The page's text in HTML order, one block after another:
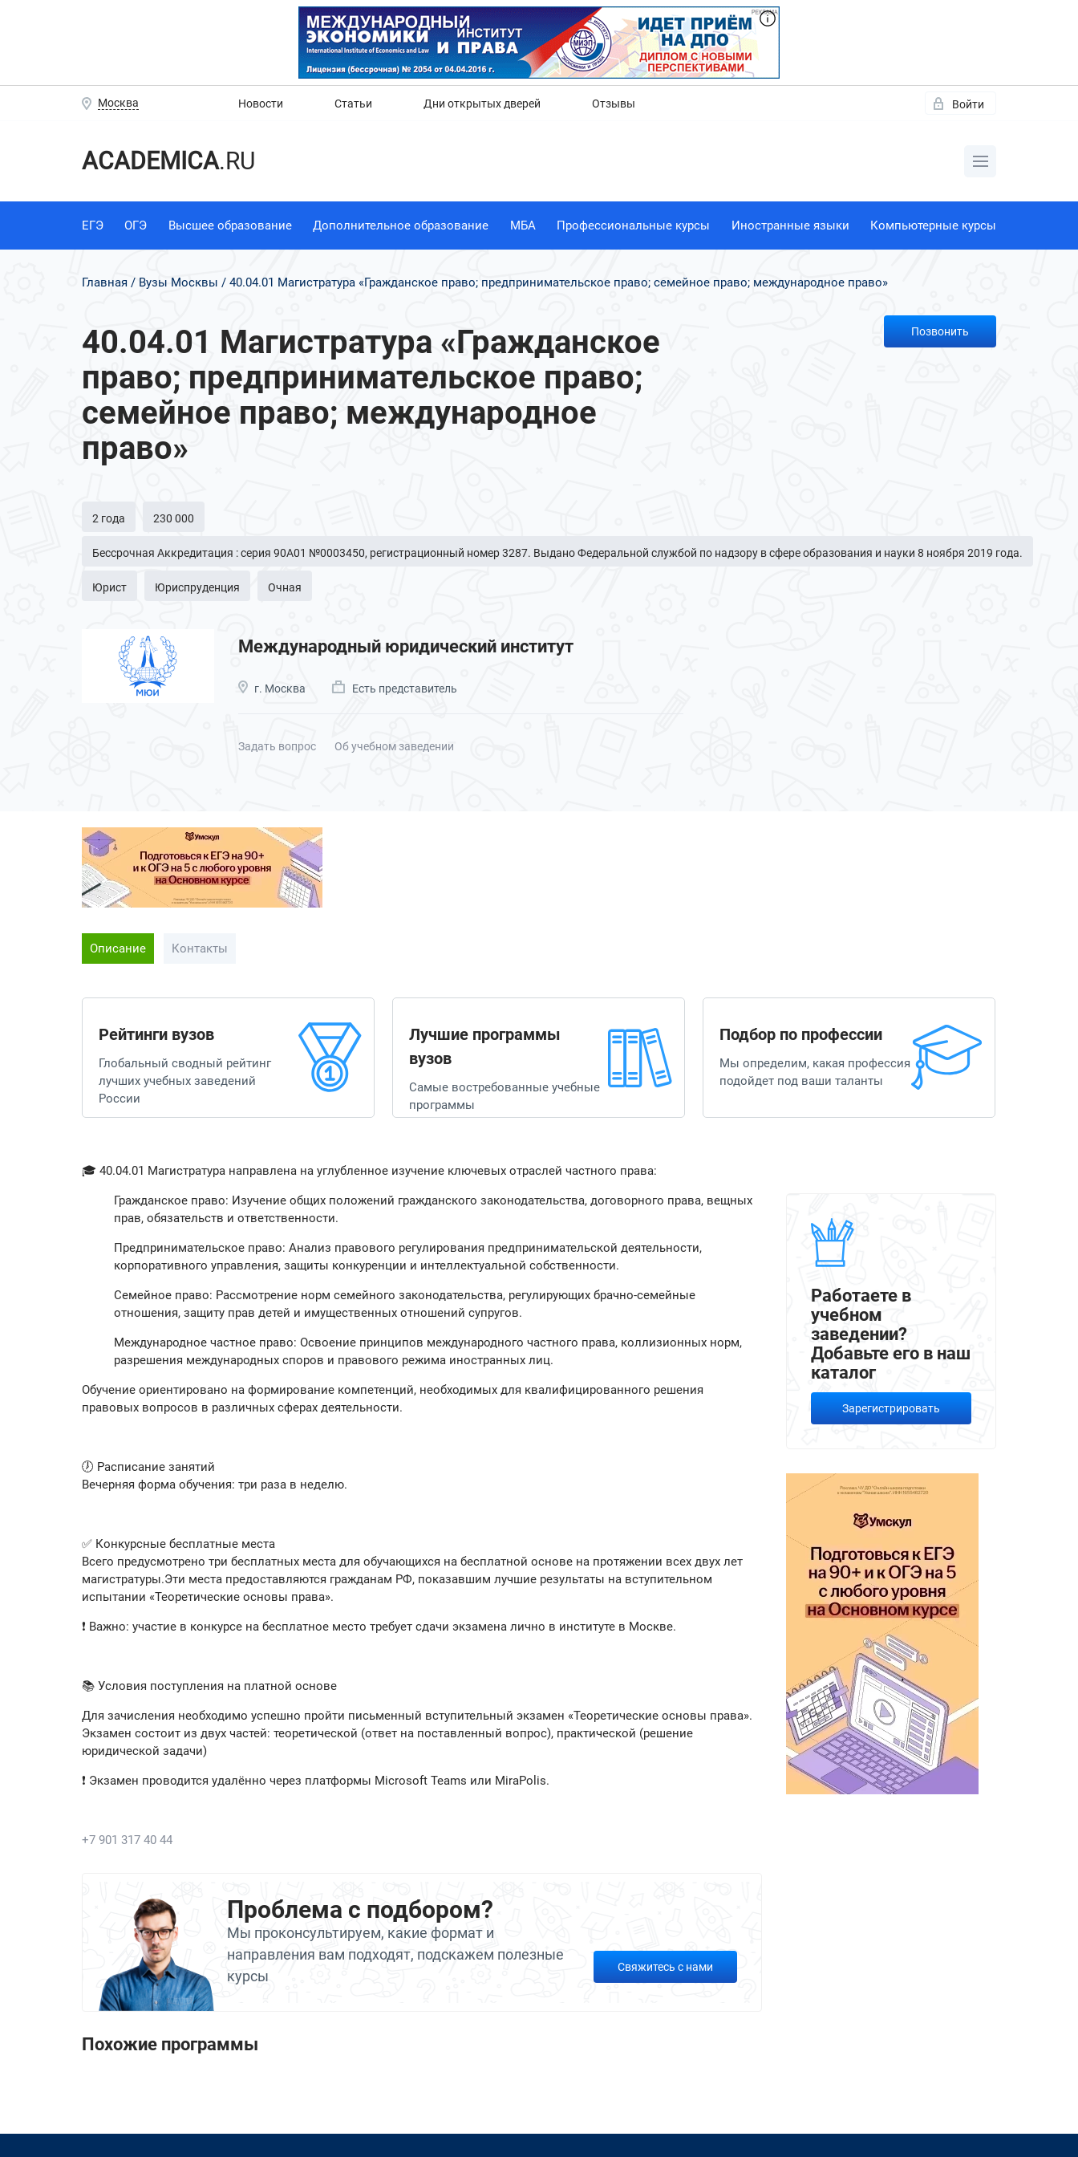
Москва Новости Статьи Дни открытых дверей Отзывы Войти
ACADEMICA.RU
ЕГЭ ОГЭ Высшее образование Дополнительное образование МБА Профессиональные курсы Иностранные языки Компьютерные курсы
Главная Вузы Москвы 40.04.01 Магистратура «Гражданское право; предпринимательское право; семейное право; международное право»
40.04.01 Магистратура «Гражданское
право; предпринимательское право;
семейное право; международное
право»
2 года 230 000
Бессрочная Аккредитация : серия 90А01 №0003450, регистрационный номер 3287. Выдано Федеральной службой по надзору в сфере образования и науки 8 ноября 2019 года.
Юрист Юриспруденция Очная
Международный юридический институт
г. Москва Есть представитель
Задать вопрос Об учебном заведении
Позвонить
Описание Контакты
Рейтинги вузов
Глобальный сводный рейтинг
лучших учебных заведений
России
Лучшие программы
вузов
Самые востребованные учебные
программы
Подбор по профессии
Мы определим, какая профессия
подойдет под ваши таланты
🎓 40.04.01 Магистратура направлена на углубленное изучение ключевых отраслей частного права:
Гражданское право: Изучение общих положений гражданского законодательства, договорного права, вещных
прав, обязательств и ответственности.
Предпринимательское право: Анализ правового регулирования предпринимательской деятельности,
корпоративного управления, защиты конкуренции и интеллектуальной собственности.
Семейное право: Рассмотрение норм семейного законодательства, регулирующих брачно-семейные
отношения, защиту прав детей и имущественных отношений супругов.
Международное частное право: Освоение принципов международного частного права, коллизионных норм,
разрешения международных споров и правового режима иностранных лиц.
Обучение ориентировано на формирование компетенций, необходимых для квалифицированного решения
правовых вопросов в различных сферах деятельности.
🕖 Расписание занятий
Вечерняя форма обучения: три раза в неделю.
✅ Конкурсные бесплатные места
Всего предусмотрено три бесплатных места для обучающихся на бесплатной основе на протяжении всех двух лет
магистратуры.Эти места предоставляются гражданам РФ, показавшим лучшие результаты на вступительном
испытании «Теоретические основы права».
❗ Важно: участие в конкурсе на бесплатное место требует сдачи экзамена лично в институте в Москве.
📚 Условия поступления на платной основе
Для зачисления необходимо успешно пройти письменный вступительный экзамен «Теоретические основы права».
Экзамен состоит из двух частей: теоретической (ответ на поставленный вопрос), практической (решение
юридической задачи)
❗ Экзамен проводится удалённо через платформы Microsoft Teams или MiraPolis.
+7 901 317 40 44
Проблема с подбором?
Мы проконсультируем, какие формат и
направления вам подходят, подскажем полезные
курсы
Свяжитесь с нами
Похожие программы
Работаете в
учебном
заведении?
Добавьте его в наш
каталог
Зарегистрировать
Нет